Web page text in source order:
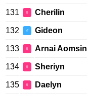
131 ♀ Cherilin
132 ♂ Gideon
133 ♀ Arnai Aomsin
134 ♀ Sheriyn
135 ♀ Daelyn